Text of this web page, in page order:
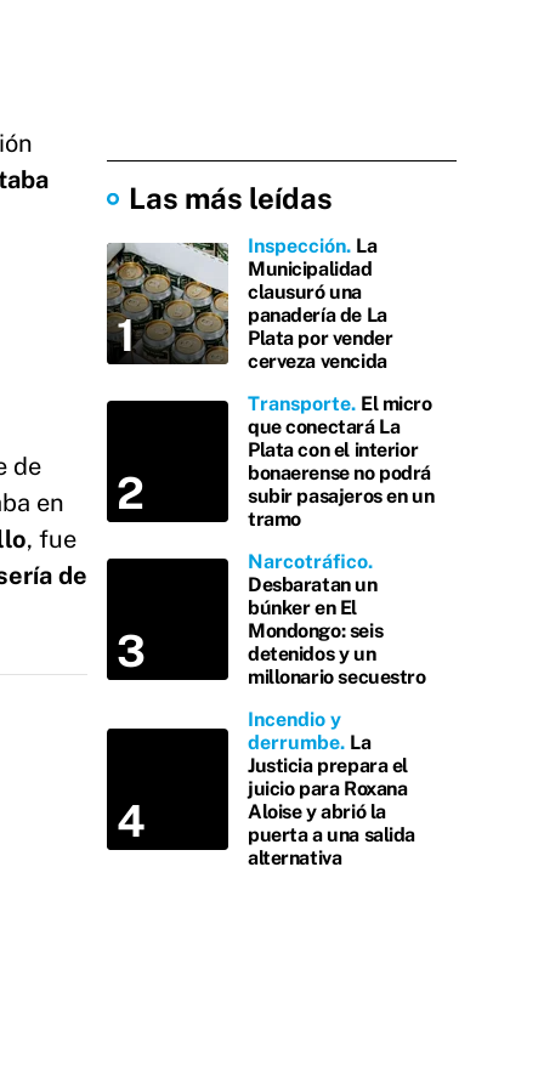
de
en
, fue
de
Las más leídas
Inspección La
Municipalidad
clausuró una
panadería de La
Plata por vender
cerveza vencida
Transporte El micro
que conectará La
Plata con el interior
bonaerense no podrá
subir pasajeros en un
tramo
Narcotráfico
Desbaratan un
búnker en El
Mondongo: seis
detenidos y un
millonario secuestro
Incendio y
derrumbe La
Justicia prepara el
juicio para Roxana
Aloise y abrió la
puerta a una salida
alternativa